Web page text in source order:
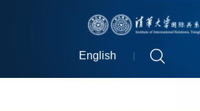
English